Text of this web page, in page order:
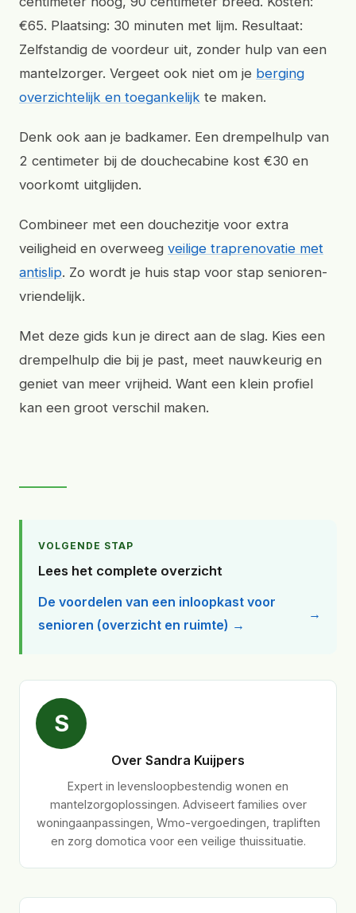
€65. Plaatsing: 30 minuten met lijm. Resultaat:
Zelfstandig de voordeur uit, zonder hulp van een
mantelzorger. Vergeet ook niet om je berging
overzichtelijk en toegankelijk te maken.
Denk ook aan je badkamer. Een drempelhulp van
2 centimeter bij de douchecabine kost €30 en
voorkomt uitglijden.
Combineer met een douchezitje voor extra
veiligheid en overweeg veilige traprenovatie met
antislip. Zo wordt je huis stap voor stap senioren-
vriendelijk.
Met deze gids kun je direct aan de slag. Kies een
drempelhulp die bij je past, meet nauwkeurig en
geniet van meer vrijheid. Want een klein profiel
kan een groot verschil maken.
VOLGENDE STAP
Lees het complete overzicht
De voordelen van een inloopkast voor
senioren (overzicht en ruimte) →
S
Over Sandra Kuijpers
Expert in levensloopbestendig wonen en
mantelzorgoplossingen. Adviseert families over
woningaanpassingen, Wmo-vergoedingen, trapliften
en zorg domotica voor een veilige thuissituatie.